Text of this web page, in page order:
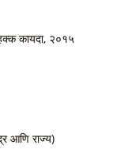
कायदा, २०१५
आणि राज्य)